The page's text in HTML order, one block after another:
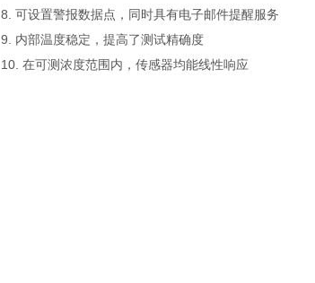
8. 可设置警报数据点，同时具有电子邮件提醒服务
9. 内部温度稳定，提高了测试精确度
10. 在可测浓度范围内，传感器均能线性响应